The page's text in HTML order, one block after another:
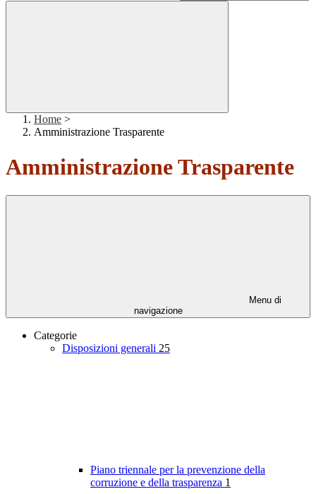
Home >
Amministrazione Trasparente
Amministrazione Trasparente
Menu di
navigazione
Categorie
Disposizioni generali 25
Piano triennale per la prevenzione della
corruzione e della trasparenza 1